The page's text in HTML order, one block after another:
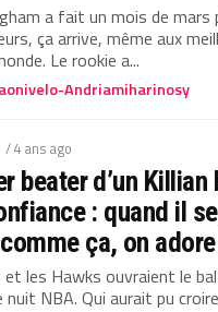
a fait un mois de mars
ça arrive, même aux
Le rookie a...
Andriamiharinosy
/ 4 ans ago
beater d’un Killian
: quand il
ça, on
les Hawks ouvraient le
nuit NBA. Qui aurait pu